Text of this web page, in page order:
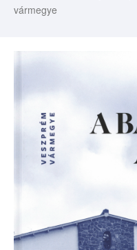
vármegye